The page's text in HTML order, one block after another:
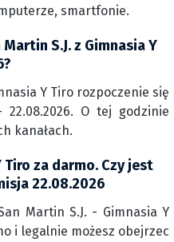
smartfonie.
S.J. z Gimnasia Y
Y Tiro rozpoczenie się
O tej godzinie
kanałach.
Tiro za darmo. Czy jest
22.08.2026
Martin S.J. - Gimnasia Y
i legalnie możesz obejrzec